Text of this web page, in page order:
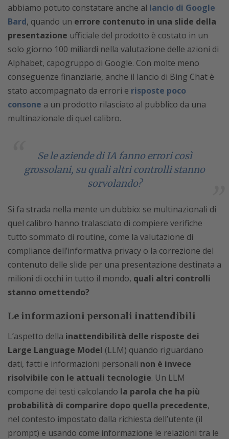
abbiamo potuto constatare anche al lancio di Google
Bard, quando un errore contenuto in una slide della
presentazione ufficiale del prodotto è costato in un
solo giorno 100 miliardi nella valutazione delle azioni di
Alphabet, capogruppo di Google. Con molte meno
conseguenze finanziarie, anche il lancio di Bing Chat è
stato accompagnato da errori e risposte poco
consone a un prodotto rilasciato al pubblico da una
multinazionale di quel calibro.
Se le aziende di IA fanno errori così
grossolani, su quali altri controlli stanno
sorvolando?
Si fa strada nella mente un dubbio: se multinazionali di
quel calibro hanno tralasciato di compiere verifiche
tutto sommato di routine, come la valutazione di
compliance dell’informativa privacy o la correzione del
contenuto delle slide per una presentazione destinata a
milioni di occhi in tutto il mondo, quali altri controlli
stanno omettendo?
Le informazioni personali inattendibili
L’aspetto della inattendibilità delle risposte dei
Large Language Model (LLM) quando riguardano
dati, fatti e informazioni personali non è invece
risolvibile con le attuali tecnologie. Un LLM
compone dei testi calcolando la parola che ha più
probabilità di comparire dopo quella precedente,
nel contesto impostato dalla richiesta dell’utente (il
prompt) e usando come informazione le relazioni tra le